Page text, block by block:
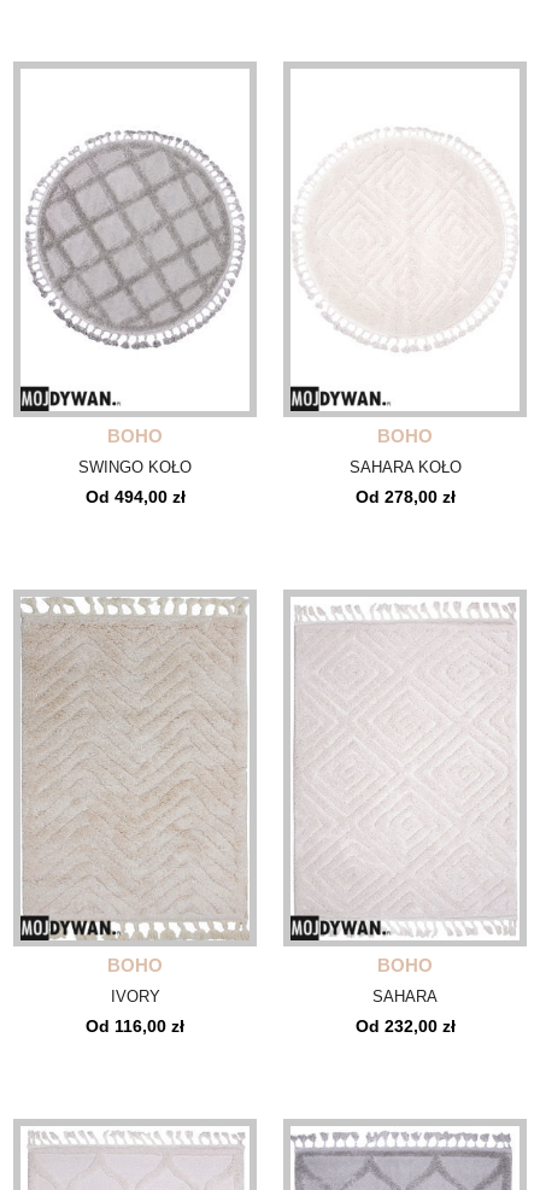
BOHO
SWINGO KOŁO
Od 494,00 zł
BOHO
SAHARA KOŁO
Od 278,00 zł
BOHO
IVORY
Od 116,00 zł
BOHO
SAHARA
Od 232,00 zł